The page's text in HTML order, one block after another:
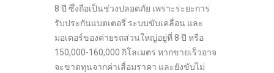
8 ปี ซึ่งถือเป็นช่วงปลอดภัย เพราะระยะการ
รับประกันแบตเตอรี่ ระบบขับเคลื่อน และ
มอเตอร์ของค่ายรถส่วนใหญ่อยู่ที่ 8 ปี หรือ
150,000-160,000 กิโลเมตร หากขายเร็วอาจ
จะขาดทุนจากค่าเสื่อมราคา และยังขับไม่